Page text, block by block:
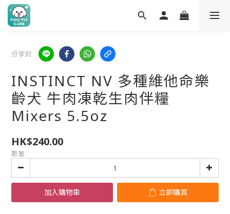
分享到
INSTINCT NV 多種維他命樂
齡犬 牛肉凍乾生肉伴糧
Mixers 5.5oz
HK$240.00
數量
加入購物車 立即購買